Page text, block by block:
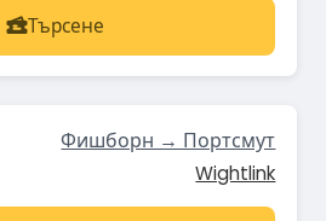
Търсене
Фишборн → Портсмут
Wightlink